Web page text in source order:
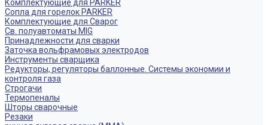
Комплектующие для PARKER
Сопла для горелок PARKER
Комплектующие для Сварог
Св. полуавтоматы MIG
Принадлежности для сварки
Заточка вольфрамовых электродов
Инструменты сварщика
Редукторы, регуляторы баллонные. Системы экономии и
контроля газа
Строгачи
Термопеналы
Шторы сварочные
Резаки